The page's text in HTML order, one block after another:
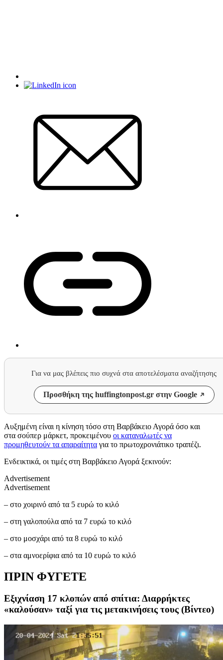
Για να μας βλέπεις πιο συχνά στα αποτελέσματα αναζήτησης
Προσθήκη της huffingtonpost.gr στην Google
Αυξημένη είναι η κίνηση τόσο στη Βαρβάκειο Αγορά όσο και
στα σούπερ μάρκετ, προκειμένου οι καταναλωτές να
προμηθευτούν τα απαραίτητα για το πρωτοχρονιάτικο τραπέζι.
Ενδεικτικά, οι τιμές στη Βαρβάκειο Αγορά ξεκινούν:
Advertisement
Advertisement
– στο χοιρινό από τα 5 ευρώ το κιλό
– στη γαλοπούλα από τα 7 ευρώ το κιλό
– στο μοσχάρι από τα 8 ευρώ το κιλό
– στα αμνοερίφια από τα 10 ευρώ το κιλό
ΠΡΙΝ ΦΥΓΕΤΕ
Εξιχνίαση 17 κλοπών από σπίτια: Διαρρήκτες
«καλούσαν» ταξί για τις μετακινήσεις τους (Βίντεο)